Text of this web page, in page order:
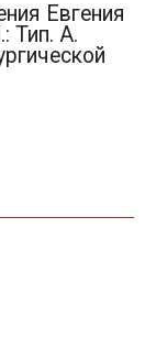
Евгения
Тип. А.